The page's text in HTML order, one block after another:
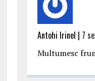
Antohi Irinel | 7
Multumesc